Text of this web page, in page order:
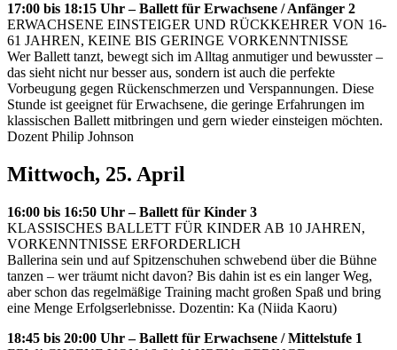
17:00 bis 18:15 Uhr – Ballett für Erwachsene / Anfänger 2
ERWACHSENE EINSTEIGER UND RÜCKKEHRER VON 16-
61 JAHREN, KEINE BIS GERINGE VORKENNTNISSE
Wer Ballett tanzt, bewegt sich im Alltag anmutiger und bewusster –
das sieht nicht nur besser aus, sondern ist auch die perfekte
Vorbeugung gegen Rückenschmerzen und Verspannungen. Diese
Stunde ist geeignet für Erwachsene, die geringe Erfahrungen im
klassischen Ballett mitbringen und gern wieder einsteigen möchten.
Dozent Philip Johnson
Mittwoch, 25. April
16:00 bis 16:50 Uhr – Ballett für Kinder 3
KLASSISCHES BALLETT FÜR KINDER AB 10 JAHREN,
VORKENNTNISSE ERFORDERLICH
Ballerina sein und auf Spitzenschuhen schwebend über die Bühne
tanzen – wer träumt nicht davon? Bis dahin ist es ein langer Weg,
aber schon das regelmäßige Training macht großen Spaß und bring
eine Menge Erfolgserlebnisse. Dozentin: Ka (Niida Kaoru)
18:45 bis 20:00 Uhr – Ballett für Erwachsene / Mittelstufe 1